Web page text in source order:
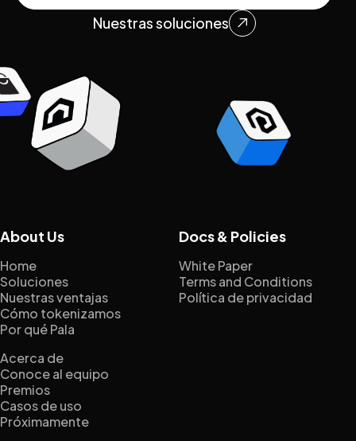
Nuestras soluciones

About Us
Home
Soluciones
Nuestras ventajas
Cómo tokenizamos
Por qué Pala
Acerca de
Conoce al equipo
Premios
Casos de uso
Próximamente
Docs & Policies
White Paper
Terms and Conditions
Política de privacidad